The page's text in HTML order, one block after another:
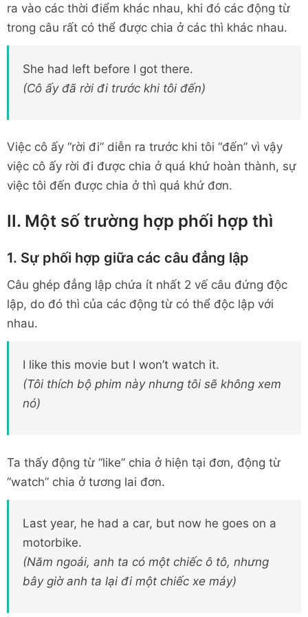
ra vào các thời điểm khác nhau, khi đó các động từ
trong câu rất có thể được chia ở các thì khác nhau.
She had left before I got there.
(Cô ấy đã rời đi trước khi tôi đến)
Việc cô ấy “rời đi” diễn ra trước khi tôi “đến” vì vậy
việc cô ấy rời đi được chia ở quá khứ hoàn thành, sự
việc tôi đến được chia ở thì quá khứ đơn.
II. Một số trường hợp phối hợp thì
1. Sự phối hợp giữa các câu đẳng lập
Câu ghép đẳng lập chứa ít nhất 2 vế câu đứng độc
lập, do đó thì của các động từ có thể độc lập với
nhau.
I like this movie but I won’t watch it.
(Tôi thích bộ phim này nhưng tôi sẽ không xem
nó)
Ta thấy động từ “like” chia ở hiện tại đơn, động từ
“watch” chia ở tương lai đơn.
Last year, he had a car, but now he goes on a
motorbike.
(Năm ngoái, anh ta có một chiếc ô tô, nhưng
bây giờ anh ta lại đi một chiếc xe máy)